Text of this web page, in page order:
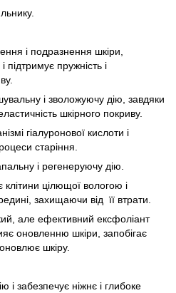
і подразнення шкіри,
підтримує пружність і
і зволожуючу дію, завдяки
шкірного покриву.
гіалуронової кислоти і
старіння.
і регенеруючу дію.
клітини цілющої вологою і
захищаючи від її втрати.
але ефективний ексфоліант
оновленню шкіри, запобігає
шкіру.
і забезпечує ніжнє і глибоке